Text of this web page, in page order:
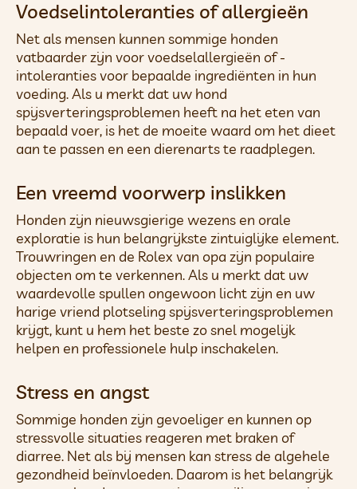
Voedselintoleranties of allergieën
Net als mensen kunnen sommige honden
vatbaarder zijn voor voedselallergieën of -
intoleranties voor bepaalde ingrediënten in hun
voeding. Als u merkt dat uw hond
spijsverteringsproblemen heeft na het eten van
bepaald voer, is het de moeite waard om het dieet
aan te passen en een dierenarts te raadplegen.
Een vreemd voorwerp inslikken
Honden zijn nieuwsgierige wezens en orale
exploratie is hun belangrijkste zintuiglijke element.
Trouwringen en de Rolex van opa zijn populaire
objecten om te verkennen. Als u merkt dat uw
waardevolle spullen ongewoon licht zijn en uw
harige vriend plotseling spijsverteringsproblemen
krijgt, kunt u hem het beste zo snel mogelijk
helpen en professionele hulp inschakelen.
Stress en angst
Sommige honden zijn gevoeliger en kunnen op
stressvolle situaties reageren met braken of
diarree. Net als bij mensen kan stress de algehele
gezondheid beïnvloeden. Daarom is het belangrijk